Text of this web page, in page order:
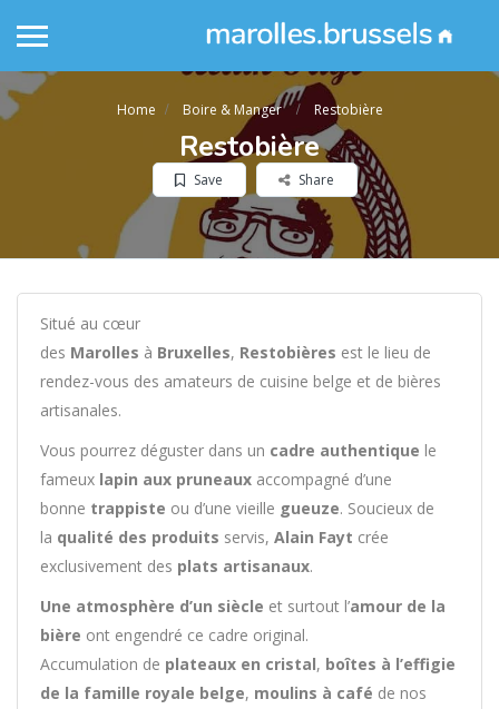
Home Boire & Manger Restobière
Restobière
Save Share
Situé au cœur
des Marolles à Bruxelles, Restobières est le lieu de
rendez-vous des amateurs de cuisine belge et de bières
artisanales.
Vous pourrez déguster dans un cadre authentique le
fameux lapin aux pruneaux accompagné d’une
bonne trappiste ou d’une vieille gueuze. Soucieux de
la qualité des produits servis, Alain Fayt crée
exclusivement des plats artisanaux.
Une atmosphère d’un siècle et surtout l’amour de la
bière ont engendré ce cadre original.
Accumulation de plateaux en cristal, boîtes à l’effigie
de la famille royale belge, moulins à café de nos